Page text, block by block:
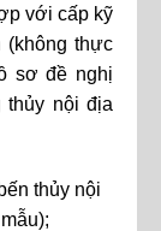
với cấp kỹ
(không thực
sơ đề nghị
thủy nội địa
thủy nội